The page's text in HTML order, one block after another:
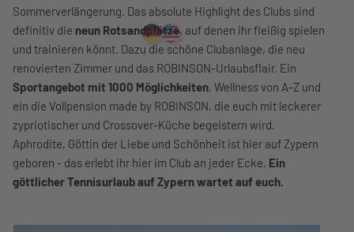
Sommerverlängerung. Das absolute Highlight des Clubs sind
definitiv die neun Rotsandplätze, auf denen ihr fleißig spielen
und trainieren könnt. Dazu die schöne Clubanlage, die neu
renovierten Zimmer und das ROBINSON-Urlaubsflair. Ein
Sportangebot mit 1000 Möglichkeiten, Wellness von A-Z und
ein die Vollpension made by ROBINSON, die euch mit leckerer
zypriotischer und Crossover-Küche begeistern wird.
Aphrodite, Göttin der Liebe und Schönheit ist hier auf Zypern
geboren - das erlebt ihr hier im Club an jeder Ecke. Ein
göttlicher Tennisurlaub auf Zypern wartet auf euch.